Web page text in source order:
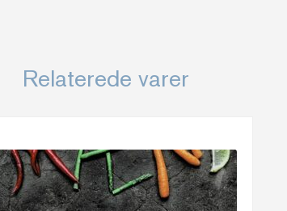
Relaterede varer